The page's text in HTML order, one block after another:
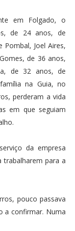
em Folgado, o
de 24 anos, de
Pombal, Joel Aires,
de 36 anos,
de 32 anos, de
na Guia, no
perderam a vida
em que seguiam
da empresa
trabalharem para a
pouco passava
a confirmar. Numa